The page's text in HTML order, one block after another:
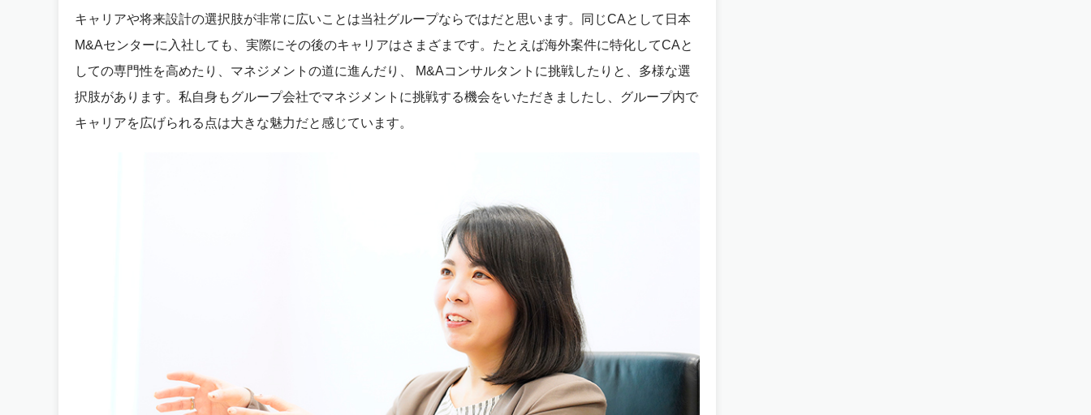
キャリアや将来設計の選択肢が非常に広いことは当社グループならではだと思います。同じCAとして日本
M&Aセンターに入社しても、実際にその後のキャリアはさまざまです。たとえば海外案件に特化してCAと
しての専門性を高めたり、マネジメントの道に進んだり、 M&Aコンサルタントに挑戦したりと、多様な選
択肢があります。私自身もグループ会社でマネジメントに挑戦する機会をいただきましたし、グループ内で
キャリアを広げられる点は大きな魅力だと感じています。